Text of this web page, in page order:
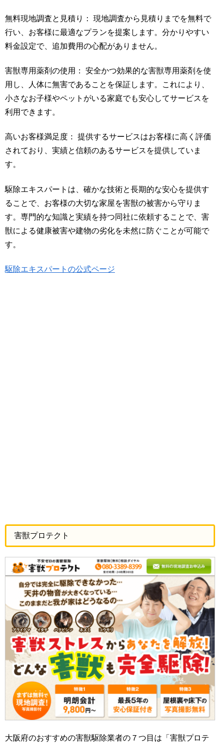
無料現地調査と見積り： 現地調査から見積りまでを無料で
行い、お客様に最適なプランを提案します。分かりやすい
料金設定で、追加費用の心配がありません。
害獣専用薬剤の使用： 安全かつ効果的な害獣専用薬剤を使
用し、人体に無害であることを保証します。これにより、
小さなお子様やペットがいる家庭でも安心してサービスを
利用できます。
高いお客様満足度： 提供するサービスはお客様に高く評価
されており、実績と信頼のあるサービスを提供していま
す。
駆除エキスパートは、確かな技術と長期的な安心を提供す
ることで、お客様の大切な家屋を害獣の被害から守りま
す。専門的な知識と実績を持つ同社に依頼することで、害
獣による健康被害や建物の劣化を未然に防ぐことが可能で
す。
駆除エキスパートの公式ページ
害獣プロテクト
大阪府のおすすめの害獣駆除業者の７つ目は「害獣プロテ